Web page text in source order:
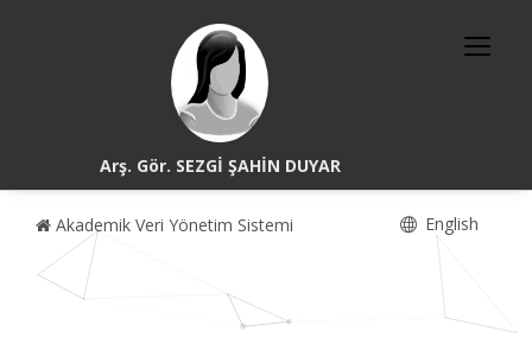
Arş. Gör. SEZGİ ŞAHİN DUYAR
Akademik Veri Yönetim Sistemi English